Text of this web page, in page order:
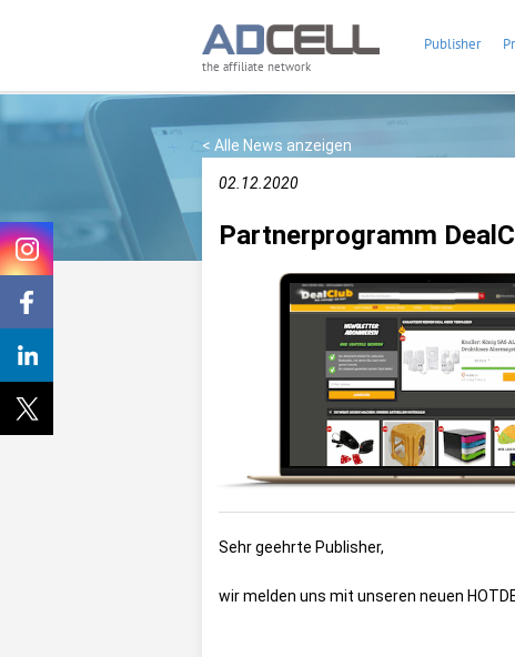
the affiliate network
Publisher
< Alle News anzeigen
02.12.2020
Partnerprogramm
Sehr geehrte Publisher,
wir melden uns mit unseren neuen